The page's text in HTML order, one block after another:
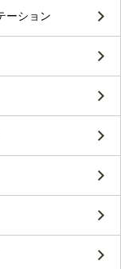
ーション